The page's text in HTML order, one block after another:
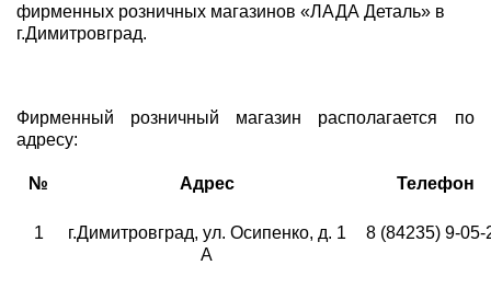
фирменных розничных магазинов «ЛАДА Деталь» в
г.Димитровград.
Фирменный розничный магазин располагается по
адресу:
№ Адрес Телефон
1
г.Димитровград, ул. Осипенко, д. 1
А
8 (84235) 9-05-